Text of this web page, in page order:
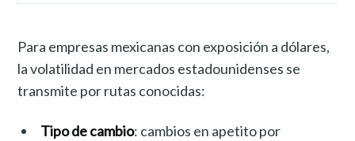
Para empresas mexicanas con exposición a dólares,
la volatilidad en mercados estadounidenses se
transmite por rutas conocidas:
Tipo de cambio: cambios en apetito por